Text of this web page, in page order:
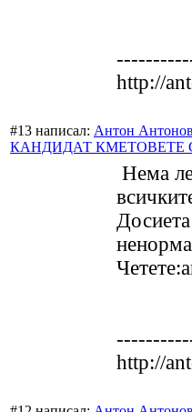
http://
#13 написал: Антон Антонов
КАНДИДАТ КМЕТОВЕТЕ
Нема
http://